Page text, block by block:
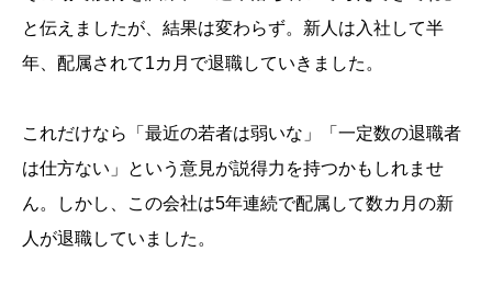
と伝えましたが、結果は変わらず。新人は入社して半
年、配属されて1カ月で退職していきました。
これだけなら「最近の若者は弱いな」「一定数の退職者
は仕方ない」という意見が説得力を持つかもしれませ
ん。しかし、この会社は5年連続で配属して数カ月の新
人が退職していました。